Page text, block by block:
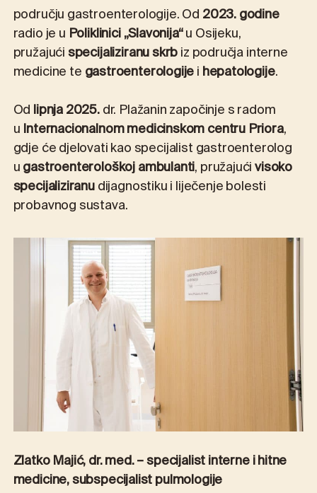
području gastroenterologije. Od2023. godine
radio je u Poliklinici „Slavonija“u Osijeku,
pružajućispecijaliziranu skrbiz područja interne
medicine tegastroenterologijeihepatologije.
Odlipnja 2025.dr. Plažanin započinje s radom
uInternacionalnom medicinskom centru Priora,
gdje će djelovati kao specijalist gastroenterolog
ugastroenterološkoj ambulanti, pružajućivisoko
specijaliziranudijagnostiku i liječenje bolesti
probavnog sustava.
Zlatko Majić, dr. med. – specijalist interne i hitne
medicine, subspecijalist pulmologije